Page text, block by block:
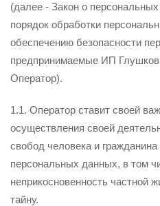
(далее - Закон о
порядок обработки
обеспечению безопасности
предпринимаемые ИП
Оператор).
1.1. Оператор ставит своей
осуществления своей
свобод человека и гражданина
персональных данных, в том
неприкосновенность частной
тайну.